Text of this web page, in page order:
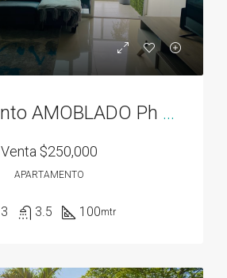
Apartamento AMOBLADO Ph Residencias del Sol acceso directo al Parque Omar
Venta $250,000
APARTAMENTO
3 3.5 100mtr